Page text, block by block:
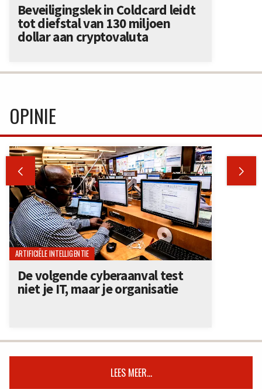
Beveiligingslek in Coldcard leidt
tot diefstal van 130 miljoen
dollar aan cryptovaluta
OPINIE
 
ARTIFICIËLE INTELLIGENTIE
De volgende cyberaanval test
niet je IT, maar je organisatie
LEES MEER...